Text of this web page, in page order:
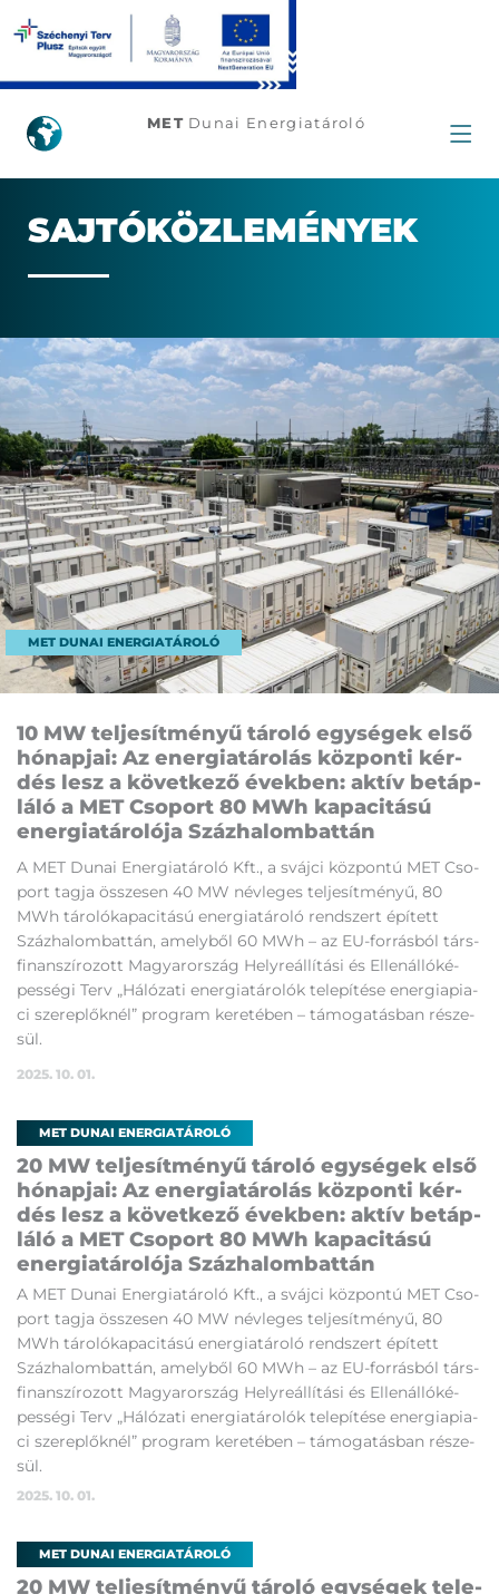
Sajtóközlemények
METDunai Energiatároló
SAJ­TÓ­KÖZ­LE­MÉ­NYEK
MET DUNAI ENERGIATÁROLÓ
10 MW tel­je­sít­mé­nyű tá­ro­ló egy­sé­gek el­ső
hó­nap­ja­i: Az ener­gia­tá­ro­lás köz­pon­ti kér­
dés lesz a kö­vet­ke­ző évek­ben: ak­tív be­táp­
lá­ló a MET Cso­port 80 MWh ka­pa­ci­tá­sú
ener­gia­tá­ro­ló­ja Száz­ha­lom­bat­tán
A MET Du­nai Ener­gia­tá­ro­ló Kft., a sváj­ci köz­pon­tú MET Cso­
port tag­ja összesen 40 MW név­le­ges tel­je­sít­mé­nyű, 80
MWh tá­ro­ló­ka­pa­ci­tá­sú ener­gia­tá­ro­ló rend­szert épí­tett
Száz­ha­lom­bat­tán, amely­ből 60 MWh – az EU-for­rás­ból társ­
fi­nan­szí­ro­zott Ma­gyar­or­szág Hely­re­ál­lí­tá­si és El­len­ál­ló­ké­
pes­sé­gi Terv „Há­ló­za­ti ener­gia­tá­ro­lók te­le­pí­té­se ener­gia­pi­a­
ci sze­rep­lők­nél” prog­ram ke­re­té­ben – tá­mo­ga­tás­ban ré­sze­
sül.
2025. 10. 01.
MET DUNAI ENERGIATÁROLÓ
20 MW tel­je­sít­mé­nyű tá­ro­ló egy­sé­gek el­ső
hó­nap­ja­i: Az ener­gia­tá­ro­lás köz­pon­ti kér­
dés lesz a kö­vet­ke­ző évek­ben: ak­tív be­táp­
lá­ló a MET Cso­port 80 MWh ka­pa­ci­tá­sú
ener­gia­tá­ro­ló­ja Száz­ha­lom­bat­tán
A MET Du­nai Ener­gia­tá­ro­ló Kft., a sváj­ci köz­pon­tú MET Cso­
port tag­ja összesen 40 MW név­le­ges tel­je­sít­mé­nyű, 80
MWh tá­ro­ló­ka­pa­ci­tá­sú ener­gia­tá­ro­ló rend­szert épí­tett
Száz­ha­lom­bat­tán, amely­ből 60 MWh – az EU-for­rás­ból társ­
fi­nan­szí­ro­zott Ma­gyar­or­szág Hely­re­ál­lí­tá­si és El­len­ál­ló­ké­
pes­sé­gi Terv „Há­ló­za­ti ener­gia­tá­ro­lók te­le­pí­té­se ener­gia­pi­a­
ci sze­rep­lők­nél” prog­ram ke­re­té­ben – tá­mo­ga­tás­ban ré­sze­
sül.
2025. 10. 01.
MET DUNAI ENERGIATÁROLÓ
20 MW tel­je­sít­mé­nyű tá­ro­ló egy­sé­gek te­le­